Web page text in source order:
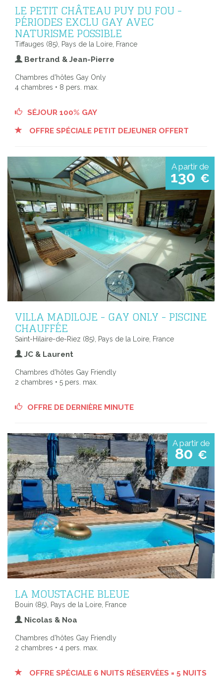
LE PETIT CHÂTEAU PUY DU FOU -
PÉRIODES EXCLU GAY AVEC
NATURISME POSSIBLE
Tiffauges (85), Pays de la Loire, France
Bertrand & Jean-Pierre
Chambres d'hôtes Gay Only
4 chambres • 8 pers. max.
SÉJOUR 100% GAY
OFFRE SPÉCIALE PETIT DEJEUNER OFFERT
A partir de
130 €
VILLA MADILOJE - GAY ONLY - PISCINE
CHAUFFÉE
Saint-Hilaire-de-Riez (85), Pays de la Loire, France
JC & Laurent
Chambres d'hôtes Gay Friendly
2 chambres • 5 pers. max.
OFFRE DE DERNIÈRE MINUTE
A partir de
80 €
LA MOUSTACHE BLEUE
Bouin (85), Pays de la Loire, France
Nicolas & Noa
Chambres d'hôtes Gay Friendly
2 chambres • 4 pers. max.
OFFRE SPÉCIALE 6 NUITS RÉSERVÉES = 5 NUITS